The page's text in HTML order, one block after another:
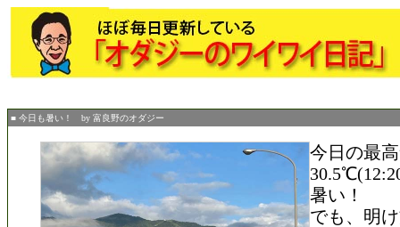
■ 今日も暑い！ by 富良野のオダジー
今日の最
暑い！
でも、明